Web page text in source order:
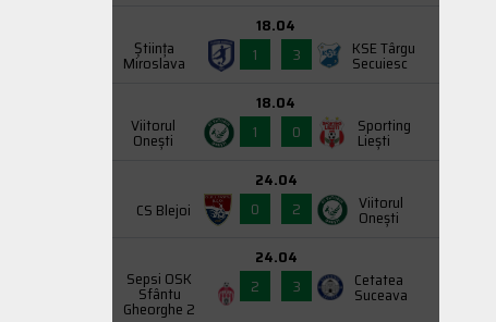
Știința
Miroslava
18.04
1
3 KSE Târgu
Secuiesc
Viitorul
Onești
18.04
1
0 Sporting
Liești
CS Blejoi
24.04
0
2 Viitorul
Onești
Sepsi OSK
Sfântu
Gheorghe 2
24.04
2
3 Cetatea
Suceava